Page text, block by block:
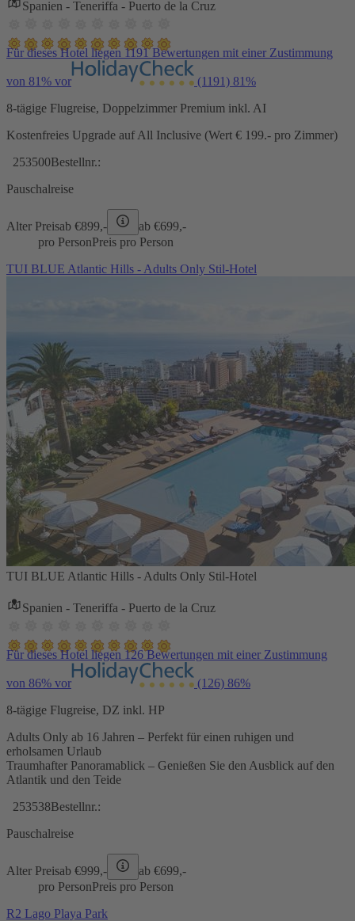
Spanien - Teneriffa - Puerto de la Cruz
Für dieses Hotel liegen 1191 Bewertungen mit einer Zustimmung
von 81% vor (1191) 81%
8-tägige Flugreise, Doppelzimmer Premium inkl. AI
Kostenfreies Upgrade auf All Inclusive (Wert € 199.- pro Zimmer)
253500Bestellnr.:
Pauschalreise
Alter Preisab €899,- ab €699,-
pro PersonPreis pro Person
TUI BLUE Atlantic Hills - Adults Only Stil-Hotel
TUI BLUE Atlantic Hills - Adults Only Stil-Hotel
Spanien - Teneriffa - Puerto de la Cruz
Für dieses Hotel liegen 126 Bewertungen mit einer Zustimmung
von 86% vor (126) 86%
8-tägige Flugreise, DZ inkl. HP
Adults Only ab 16 Jahren – Perfekt für einen ruhigen und
erholsamen Urlaub
Traumhafter Panoramablick – Genießen Sie den Ausblick auf den
Atlantik und den Teide
253538Bestellnr.:
Pauschalreise
Alter Preisab €999,- ab €699,-
pro PersonPreis pro Person
R2 Lago Playa Park